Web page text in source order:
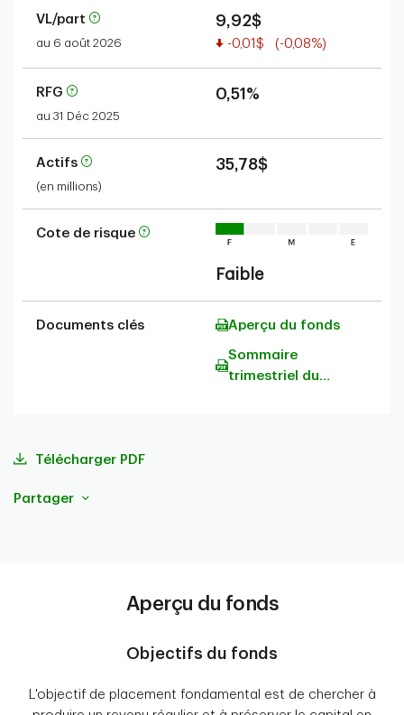
VL/part
au 6 août 2026
9,92$
Valeur réduite
-0,01$ (-0,08%)
RFG
au 31 Déc 2025
0,51%
Actifs
(en millions)
35,78$
Cote de risque
Faible
Documents clés Aperçu du fonds
Sommaire
trimestriel du
Télécharger PDF
Partager
Aperçu du fonds
Objectifs du fonds
L'objectif de placement fondamental est de chercher à